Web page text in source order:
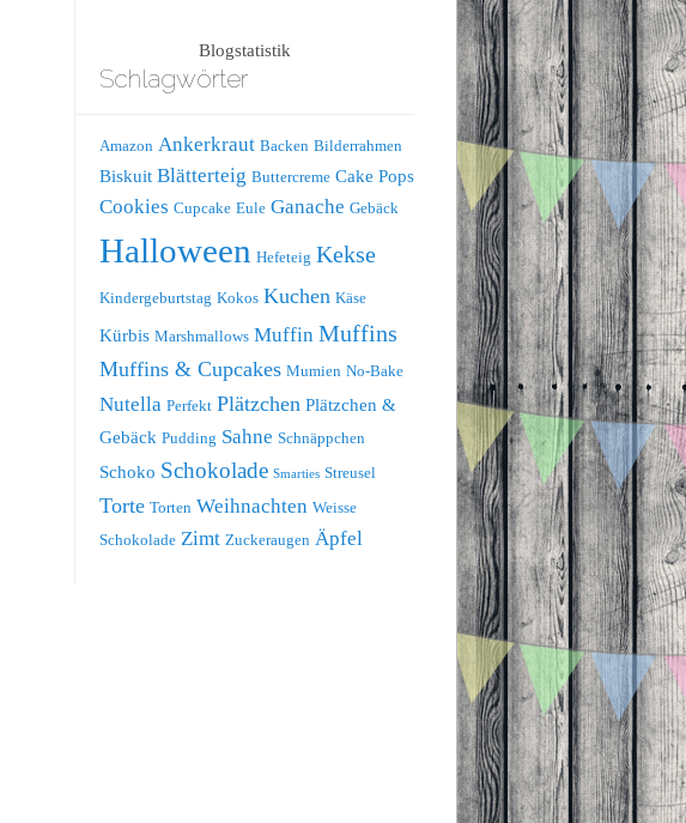
Blogstatistik
Schlagwörter
Amazon Ankerkraut Backen Bilderrahmen
Biskuit Blätterteig Buttercreme Cake Pops
Cookies Cupcake Eule Ganache Gebäck
Halloween Hefeteig Kekse
Kindergeburtstag Kokos Kuchen Käse
Kürbis Marshmallows Muffin Muffins
Muffins & Cupcakes Mumien No-Bake
Nutella Perfekt Plätzchen Plätzchen &
Gebäck Pudding Sahne Schnäppchen
Schoko Schokolade Smarties Streusel
Torte Torten Weihnachten Weisse
Schokolade Zimt Zuckeraugen Äpfel